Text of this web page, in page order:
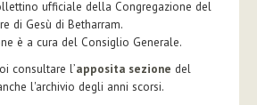
ufficiale della Congregazione del
di Gesù di Betharram.
è a cura del Consiglio Generale.
consultare l’apposita sezione del
l'archivio degli anni scorsi.